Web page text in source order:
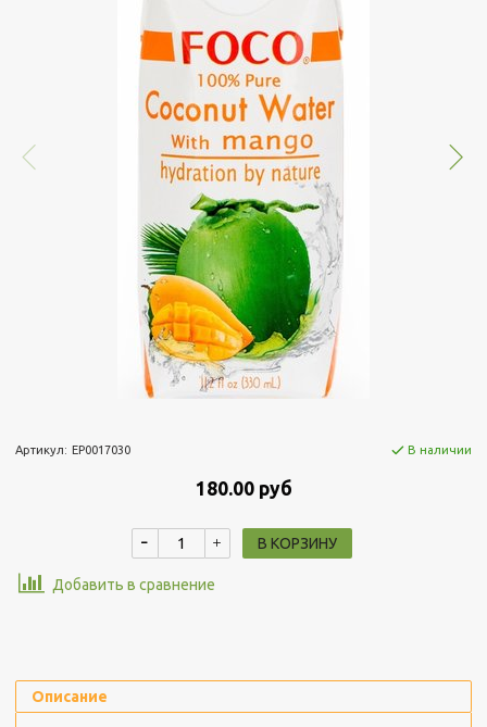
Артикул: EP0017030 В наличии
180.00 руб
В КОРЗИНУ
Добавить в сравнение
Описание